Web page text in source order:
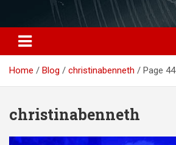
Home Blog christinabenneth Page 44
christinabenneth